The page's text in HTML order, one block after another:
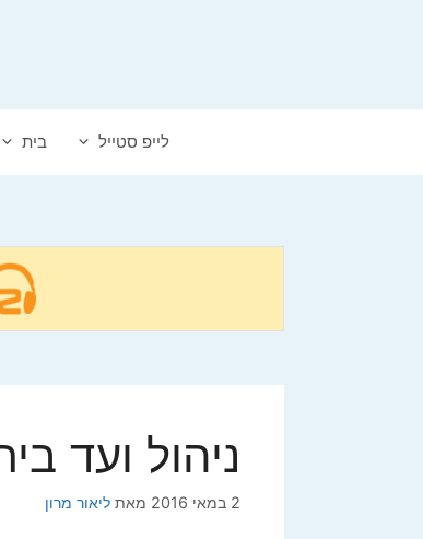
לייפ סטייל בית
ניהול ועד
2 במאי 2016 מאת ליאור מרון